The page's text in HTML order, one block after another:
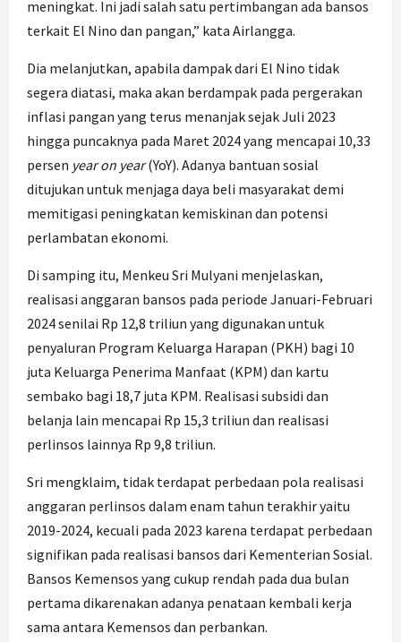
meningkat. Ini jadi salah satu pertimbangan ada bansos
terkait El Nino dan pangan,” kata Airlangga.
Dia melanjutkan, apabila dampak dari El Nino tidak
segera diatasi, maka akan berdampak pada pergerakan
inflasi pangan yang terus menanjak sejak Juli 2023
hingga puncaknya pada Maret 2024 yang mencapai 10,33
persen year on year(YoY). Adanya bantuan sosial
ditujukan untuk menjaga daya beli masyarakat demi
memitigasi peningkatan kemiskinan dan potensi
perlambatan ekonomi.
Di samping itu, Menkeu Sri Mulyani menjelaskan,
realisasi anggaran bansos pada periode Januari-Februari
2024 senilai Rp 12,8 triliun yang digunakan untuk
penyaluran Program Keluarga Harapan (PKH) bagi 10
juta Keluarga Penerima Manfaat (KPM) dan kartu
sembako bagi 18,7 juta KPM. Realisasi subsidi dan
belanja lain mencapai Rp 15,3 triliun dan realisasi
perlinsos lainnya Rp 9,8 triliun.
Sri mengklaim, tidak terdapat perbedaan pola realisasi
anggaran perlinsos dalam enam tahun terakhir yaitu
2019-2024, kecuali pada 2023 karena terdapat perbedaan
signifikan pada realisasi bansos dari Kementerian Sosial.
Bansos Kemensos yang cukup rendah pada dua bulan
pertama dikarenakan adanya penataan kembali kerja
sama antara Kemensos dan perbankan.